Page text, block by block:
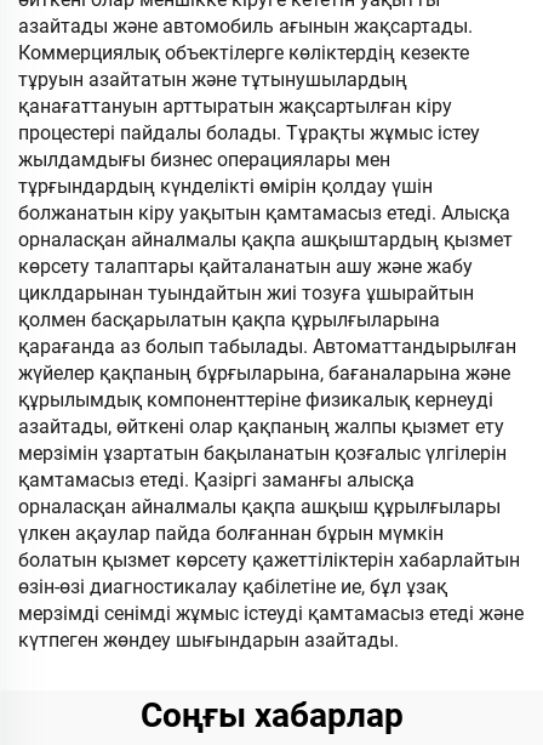
азайтады және автомобиль ағынын жақсартады.
Коммерциялық объектілерге көліктердің кезекте
тұруын азайтатын және тұтынушылардың
қанағаттануын арттыратын жақсартылған кіру
процестері пайдалы болады. Тұрақты жұмыс істеу
жылдамдығы бизнес операциялары мен
тұрғындардың күнделікті өмірін қолдау үшін
болжанатын кіру уақытын қамтамасыз етеді. Алысқа
орналасқан айналмалы қақпа ашқыштардың қызмет
көрсету талаптары қайталанатын ашу және жабу
циклдарынан туындайтын жиі тозуға ұшырайтын
қолмен басқарылатын қақпа құрылғыларына
қарағанда аз болып табылады. Автоматтандырылған
жүйелер қақпаның бұрғыларына, бағаналарына және
құрылымдық компоненттеріне физикалық кернеуді
азайтады, өйткені олар қақпаның жалпы қызмет ету
мерзімін ұзартатын бақыланатын қозғалыс үлгілерін
қамтамасыз етеді. Қазіргі заманғы алысқа
орналасқан айналмалы қақпа ашқыш құрылғылары
үлкен ақаулар пайда болғаннан бұрын мүмкін
болатын қызмет көрсету қажеттіліктерін хабарлайтын
өзін-өзі диагностикалау қабілетіне ие, бұл ұзақ
мерзімді сенімді жұмыс істеуді қамтамасыз етеді және
күтпеген жөндеу шығындарын азайтады.
Соңғы хабарлар